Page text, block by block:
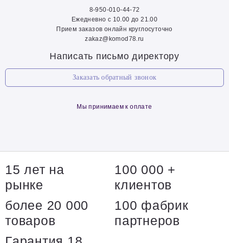
8-950-010-44-72
Ежедневно с 10.00 до 21.00
Прием заказов онлайн круглосуточно
zakaz@komod78.ru
Написать письмо директору
Заказать обратный звонок
Мы принимаем к оплате
15 лет на
рынке
100 000 +
клиентов
более 20 000
товаров
100 фабрик
партнеров